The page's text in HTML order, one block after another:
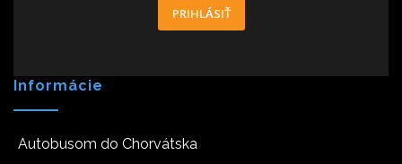
PRIHLÁSIŤ
Informácie
Autobusom do Chorvátska